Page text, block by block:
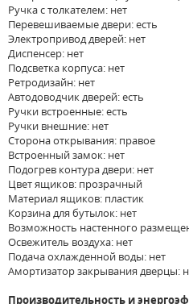
Ручка с толкателем: нет
Перевешиваемые двери: есть
Электропривод дверей: нет
Диспенсер: нет
Подсветка корпуса: нет
Ретродизайн: нет
Автодоводчик дверей: есть
Ручки встроенные: есть
Ручки внешние: нет
Сторона открывания: правое
Встроенный замок: нет
Подогрев контура двери: нет
Цвет ящиков: прозрачный
Материал ящиков: пластик
Корзина для бутылок: нет
Возможность настенного
Освежитель воздуха: нет
Подача охлажденной воды: нет
Амортизатор закрывания дверцы:
Производительность и